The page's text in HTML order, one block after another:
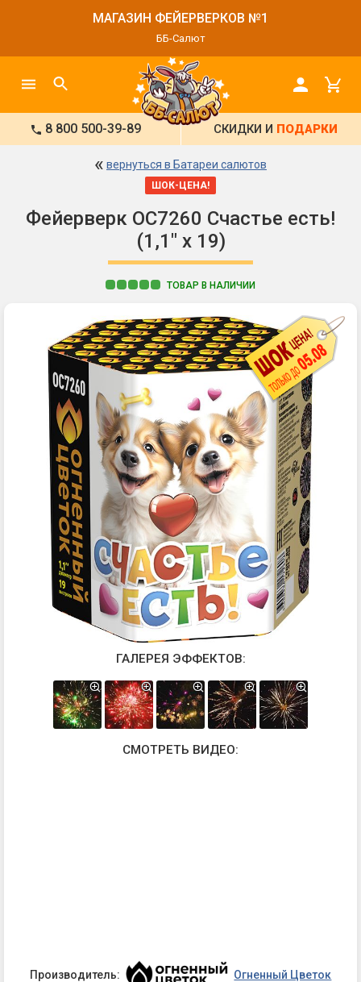
МАГАЗИН ФЕЙЕРВЕРКОВ №1
ББ-Салют
8 800 500-39-89 СКИДКИ И ПОДАРКИ
« вернуться в Батареи салютов
ШОК-ЦЕНА!
Фейерверк ОС7260 Счастье есть!
(1,1" х 19)
ТОВАР В НАЛИЧИИ
ГАЛЕРЕЯ ЭФФЕКТОВ:
СМОТРЕТЬ ВИДЕО:
Производитель: Огненный Цветок